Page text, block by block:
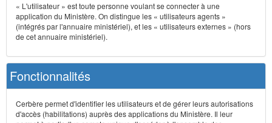
« L'utilisateur » est toute personne voulant se connecter à une
application du Ministère. On distingue les « utilisateurs agents »
(intégrés par l'annuaire ministériel), et les « utilisateurs externes » (hors
de cet annuaire ministériel).
Fonctionnalités
Cerbère permet d'identifier les utilisateurs et de gérer leurs autorisations
d'accès (habilitations) auprès des applications du Ministère. Il leur